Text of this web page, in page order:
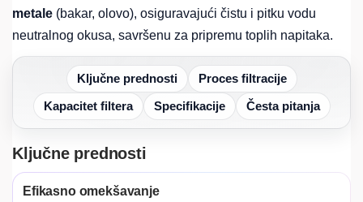
metale (bakar, olovo), osiguravajući čistu i pitku vodu
neutralnog okusa, savršenu za pripremu toplih napitaka.
Ključne prednosti Proces filtracije
Kapacitet filtera Specifikacije Česta pitanja
Ključne prednosti
Efikasno omekšavanje